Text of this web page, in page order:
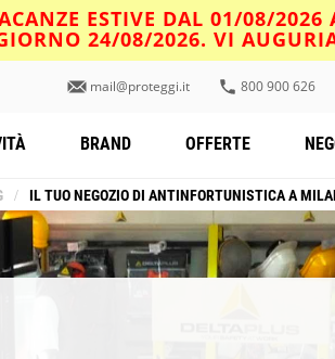
ESTIVE DAL 01/08/
24/08/2026. VI
mail@proteggi.it 800 900 626
BRAND OFFERTE
/ IL TUO NEGOZIO DI ANTINFORTUNISTICA A